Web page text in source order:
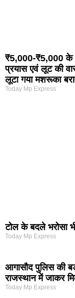
₹5,000-₹5,000 के
प्रयास एवं लूट की
लूटा गया मशरूका
Today Mp Express
टोल के बदले भरोसा
Today Mp Express
आगासौद पुलिस की
राजस्थान में जाकर
Today Mp Express